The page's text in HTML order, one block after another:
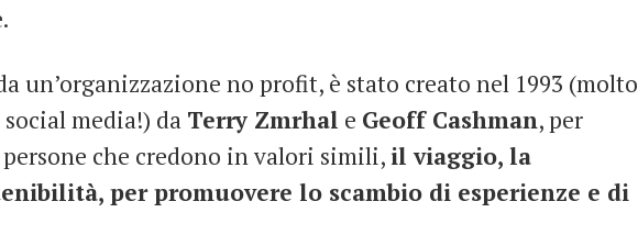
un’organizzazione no profit, è stato creato nel 1993 (molto
media!) da Terry Zmrhal e Geoff Cashman, per
che credono in valori simili, il viaggio, la
per promuovere lo scambio di esperienze e di